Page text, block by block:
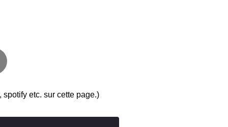
spotify etc. sur cette page.)